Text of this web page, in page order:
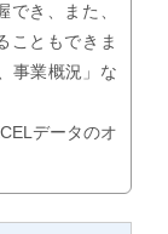
き、また、
こともできま
事業概況」な
データのオ